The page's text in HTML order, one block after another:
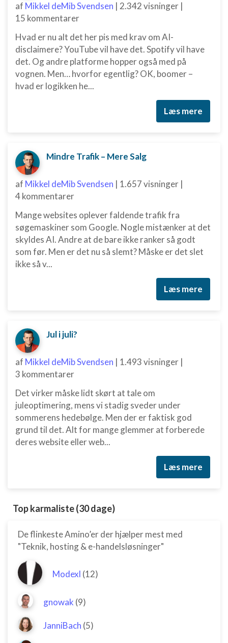
af Mikkel deMib Svendsen | 2.342 visninger |
15 kommentarer
Hvad er nu alt det her pis med krav om AI-
disclaimere? YouTube vil have det. Spotify vil have
det. Og andre platforme hopper også med på
vognen. Men… hvorfor egentlig? OK, boomer –
hvad er logikken he...
Læs mere
Mindre Trafik – Mere Salg
af Mikkel deMib Svendsen | 1.657 visninger |
4 kommentarer
Mange websites oplever faldende trafik fra
søgemaskiner som Google. Nogle mistænker at det
skyldes AI. Andre at de bare ikke ranker så godt
som før. Men er det nu så slemt? Måske er det slet
ikke så v...
Læs mere
Jul i juli?
af Mikkel deMib Svendsen | 1.493 visninger |
3 kommentarer
Det virker måske lidt skørt at tale om
juleoptimering, mens vi stadig sveder under
sommerens hedebølge. Men der er faktisk god
grund til det. Alt for mange glemmer at forberede
deres website eller web...
Læs mere
Top karmaliste (30 dage)
De flinkeste Amino’er der hjælper mest med
"Teknik, hosting & e-handelsløsninger"
Modexl (12)
gnowak (9)
JanniBach (5)
Udvikle og forbedre tjenester
indhold
Bruge præcise geografiske
placeringsoplysninger
Ydeevne
Funktionel